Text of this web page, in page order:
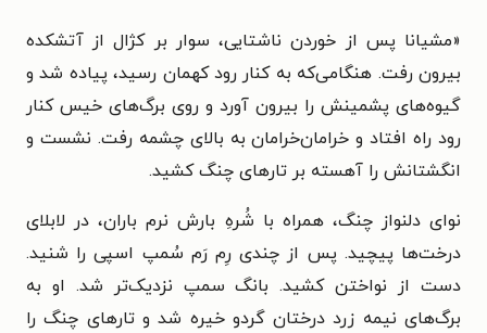
«مشیانا پس از خوردن ناشتایی، سوار بر کژال از آتشکده
بیرون رفت. هنگامی‌که به کنار رود کهمان رسید، پیاده شد و
گیوه‌های پشمینش را بیرون آورد و روی برگ‌های خیس کنار
رود راه افتاد و خرامان‌خرامان به بالای چشمه رفت. نشست و
انگشتانش را آهسته بر تارهای چنگ کشید.
نوای دلنواز چنگ، همراه با شُرهِ بارش نرم باران، در لابلای
درخت‌ها پیچید. پس از چندی رِم رَم سُمپ اسپی را شنید.
دست از نواختن کشید. بانگ سمپ نزدیک‌تر شد. او به
برگ‌های نیمه ‌زرد درختان گردو خیره شد و تارهای چنگ را